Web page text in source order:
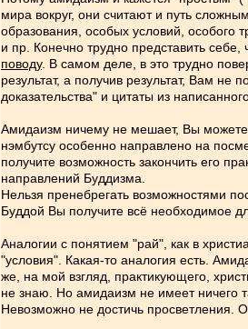
мира вокруг, они считают и путь
образования, особых условий, особого
и пр. Конечно трудно представить
поводу. В самом деле, в это трудно
результат, а получив результат, Вам
доказательства" и цитаты из
Амидаизм ничему не мешает, Вы можете
нэмбутсу особенно направлено на
получите возможность закончить его
направлений Буддизма.
Нельзя пренебрегать возможностями
Буддой Вы получите всё необходимое
Аналогии с понятием "рай", как в
"условия". Какая-то аналогия есть.
же, на мой взгляд, практикующего,
не знаю. Но амидаизм не имеет ничего
Невозможно не достичь просветления.